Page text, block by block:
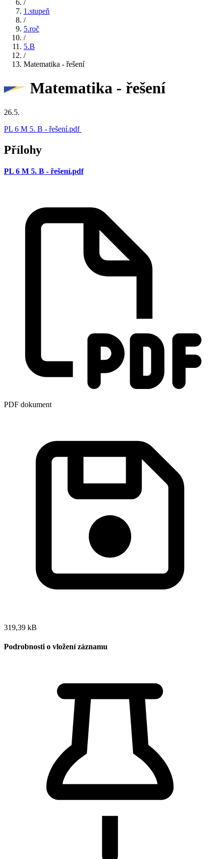
/
1.stupeň
/
5.roč
/
5.B
/
Matematika - řešení
Matematika - řešení
26.5.
PL 6 M 5. B - řešení.pdf
Přílohy
PL 6 M 5. B - řešení.pdf
PDF dokument
319,39 kB
Podrobnosti o vložení záznamu